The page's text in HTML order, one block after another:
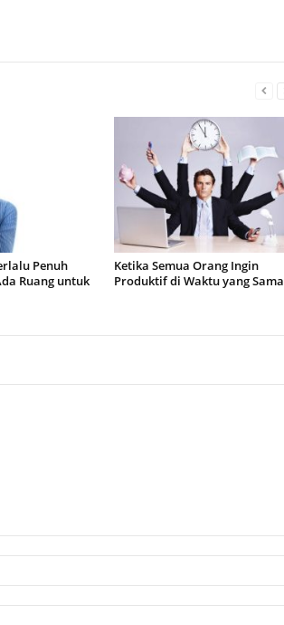
Penuh
Ruang untuk
Ketika Semua Orang Ingin
Produktif di Waktu yang Sama